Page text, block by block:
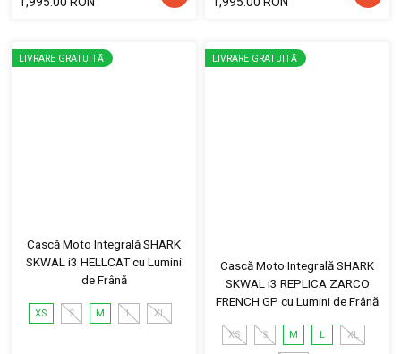
LIVRARE GRATUITĂ
Cască Moto Integrală SHARK
SKWAL i3 HELLCAT cu Lumini
de Frână
XS S M L XL
LIVRARE GRATUITĂ
Cască Moto Integrală SHARK
SKWAL i3 REPLICA ZARCO
FRENCH GP cu Lumini de Frână
XS S M L XL